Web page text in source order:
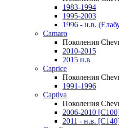
1983-1994
1995-2003
1996 - н.в.
Camaro
Поколения
2010-2015
2015 н.в
Caprice
Поколения
1991-1996
Captiva
Поколения
2006-2010
2011 - н.в.